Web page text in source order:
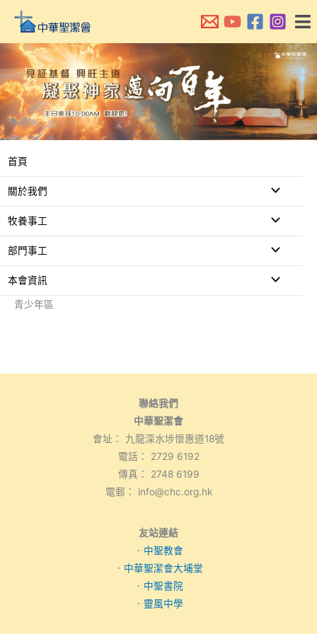
主
內
容
首頁
關於我們
牧養事工
部門事工
本會資訊
青少年區
聯絡我們
中華聖潔會
會址： 九龍深水埗懷惠道18號
電話： 2729 6192
傳真： 2748 6199
電郵： info@chc.org.hk
友站連結
． 中聖教會
． 中華聖潔會大埔堂
． 中聖書院
． 靈風中學